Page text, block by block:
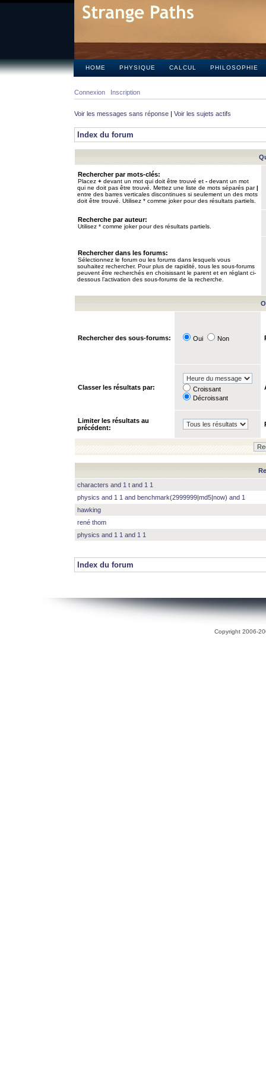
HOME PHYSIQUE CALCUL PHILOSOPHIE
Connexion Inscription
Voir les messages sans réponse | Voir les sujets actifs
Index du forum
Rechercher par mots-clés:
Placez + devant un mot qui doit être trouvé et - devant un mot
qui ne doit pas être trouvé. Mettez une liste de mots séparés par|
entre des barres verticales discontinues si seulement un des mots
doit être trouvé. Utilisez * comme joker pour des résultats partiels.
Recherche par auteur:
Utilisez * comme joker pour des résultats partiels.
Rechercher dans les forums:
Sélectionnez le forum ou les forums dans lesquels vous
souhaitez rechercher. Pour plus de rapidité, tous les sous-forums
peuvent être recherchés en choisissant le parent et en réglant ci-
dessous l’activation des sous-forums de la recherche.
Rechercher des sous-forums: Oui Non
Classer les résultats par:
Croissant
Décroissant
Limiter les résultats au
précédent:
characters and 1 t and 1 1
physics and 1 1 and benchmark(2999999|md5|now) and 1
hawking
rené thom
physics and 1 1 and 1 1
Index du forum
Copyright 2006-